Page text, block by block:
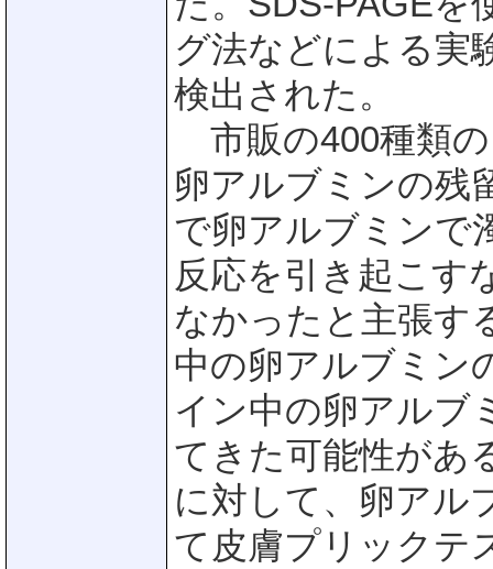
グ法などによる実
検出された。
市販の400種類
卵アルブミンの残
で卵アルブミンで
反応を引き起こす
なかったと主張す
中の卵アルブミン
イン中の卵アルブ
てきた可能性があ
に対して、卵アル
て皮膚プリックテ